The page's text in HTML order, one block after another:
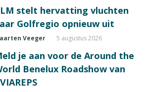
stelt hervatting vluchten
Golfregio opnieuw uit
Veeger 5 augustus 2026
je aan voor de Around the
Benelux Roadshow van